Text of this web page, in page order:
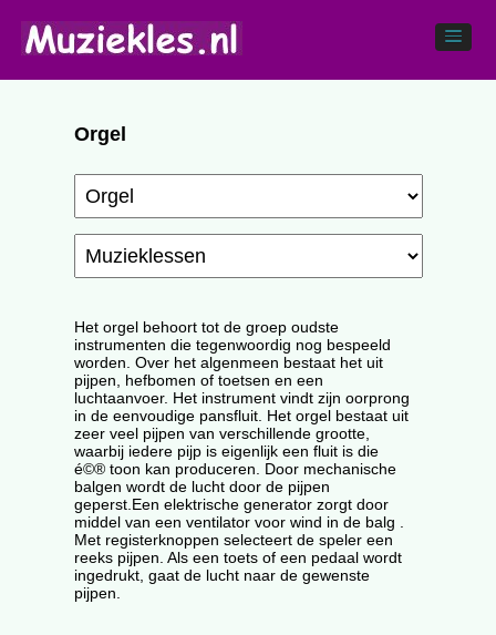
Orgel
Het orgel behoort tot de groep oudste
instrumenten die tegenwoordig nog bespeeld
worden. Over het algenmeen bestaat het uit
pijpen, hefbomen of toetsen en een
luchtaanvoer. Het instrument vindt zijn oorprong
in de eenvoudige pansfluit. Het orgel bestaat uit
zeer veel pijpen van verschillende grootte,
waarbij iedere pijp is eigenlijk een fluit is die
é©® toon kan produceren. Door mechanische
balgen wordt de lucht door de pijpen
geperst.Een elektrische generator zorgt door
middel van een ventilator voor wind in de balg .
Met registerknoppen selecteert de speler een
reeks pijpen. Als een toets of een pedaal wordt
ingedrukt, gaat de lucht naar de gewenste
pijpen.